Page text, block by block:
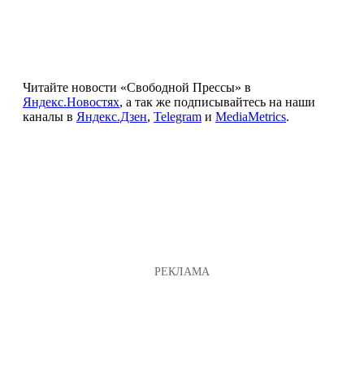
Читайте новости «Свободной Прессы» в
Яндекс.Новостях, а так же подписывайтесь на наши
каналы в Яндекс.Дзен, Telegram и MediaMetrics.